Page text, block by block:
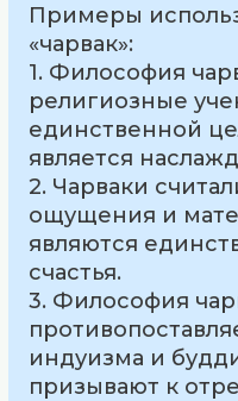
Примеры
«чарвак»:
1. Философия
религиозные
единственной
является
2. Чарваки
ощущения и
являются
счастья.
3. Философия
индуизма и
призывают к